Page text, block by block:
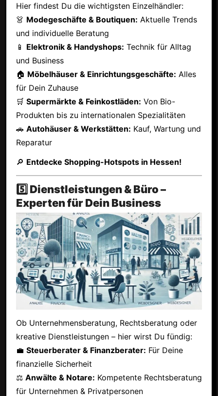
Hier findest Du die wichtigsten Einzelhändler:
👗 Modegeschäfte & Boutiquen: Aktuelle Trends
und individuelle Beratung
📱 Elektronik & Handyshops: Technik für Alltag
und Business
🏠 Möbelhäuser & Einrichtungsgeschäfte: Alles
für Dein Zuhause
🛒 Supermärkte & Feinkostläden: Von Bio-
Produkten bis zu internationalen Spezialitäten
🚗 Autohäuser & Werkstätten: Kauf, Wartung und
Reparatur
🔎 Entdecke Shopping-Hotspots in Hessen!
5️⃣ Dienstleistungen & Büro –
Experten für Dein Business
Ob Unternehmensberatung, Rechtsberatung oder
kreative Dienstleistungen – hier wirst Du fündig:
💼 Steuerberater & Finanzberater: Für Deine
finanzielle Sicherheit
⚖ Anwälte & Notare: Kompetente Rechtsberatung
für Unternehmen & Privatpersonen